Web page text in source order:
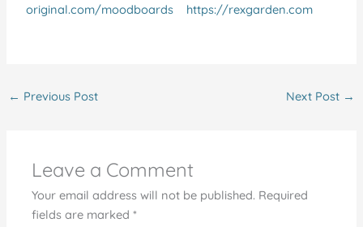
original.com/moodboards
https://rexgarden.com
← Previous Post Next Post →
Leave a Comment
Your email address will not be published. Required
fields are marked*